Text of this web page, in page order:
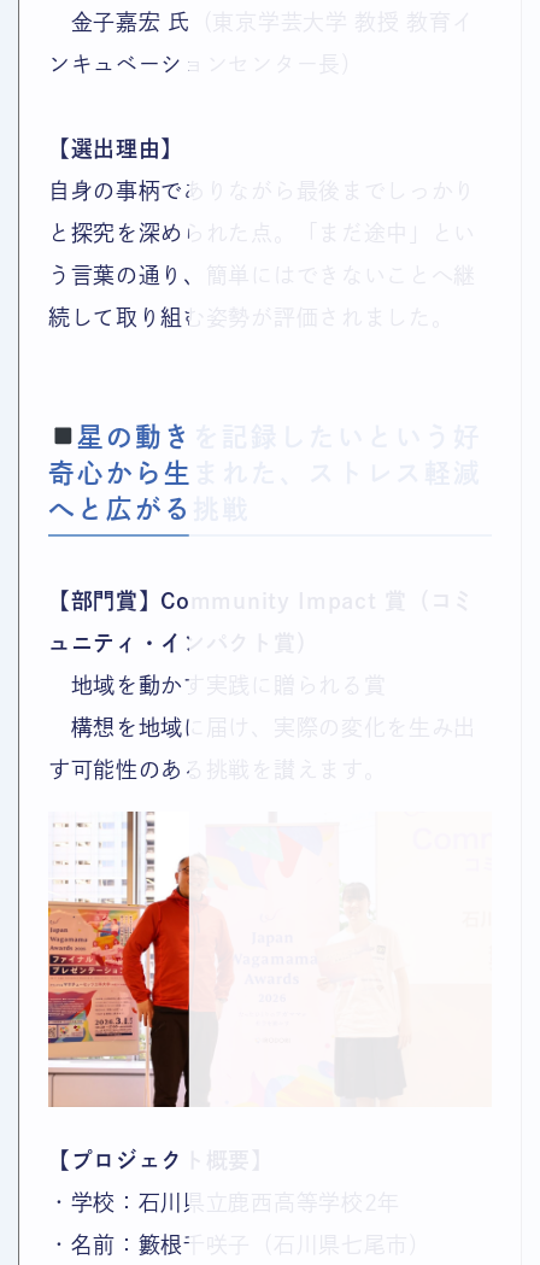
金子嘉宏 氏（東京学芸大学 教授 教育イ
ンキュベーションセンター長）
【選出理由】
自身の事柄でありながら最後までしっかり
と探究を深められた点。「まだ途中」とい
う言葉の通り、簡単にはできないことへ継
続して取り組む姿勢が評価されました。
星の動きを記録したいという好
奇心から生まれた、ストレス軽減
へと広がる挑戦
【部門賞】Community Impact 賞（コミ
ュニティ・インパクト賞）
地域を動かす実践に贈られる賞
構想を地域に届け、実際の変化を生み出
す可能性のある挑戦を讃えます。
【プロジェクト概要】
・学校：石川県立鹿西高等学校2年
・名前：籔根千咲子（石川県七尾市）